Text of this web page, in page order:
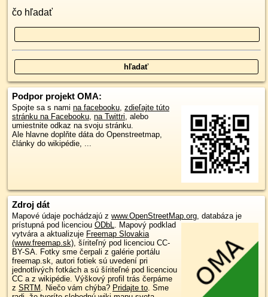
čo hľadať
Podpor projekt OMA:
Spojte sa s nami na facebooku, zdieľajte túto
stránku na Facebooku, na Twittri, alebo
umiestnite odkaz na svoju stránku.
Ale hlavne doplňte dáta do Openstreetmap,
články do wikipédie, ...
Zdroj dát
Mapové údaje pochádzajú z www.OpenStreetMap.org , databáza je
prístupná pod licenciou ODbL
Mapový podklad
vytvára a aktualizuje Freemap Slovakia
(www.freemap.sk) , šíriteľný pod licenciou CC-
BY-SA. Fotky sme čerpali z galérie portálu
freemap.sk, autori fotiek sú uvedení pri
jednotlivých fotkách a sú šíriteľné pod licenciou
CC a z wikipédie. Výškový profil trás čerpáme
z SRTM . Niečo vám chýba? Pridajte to . Sme